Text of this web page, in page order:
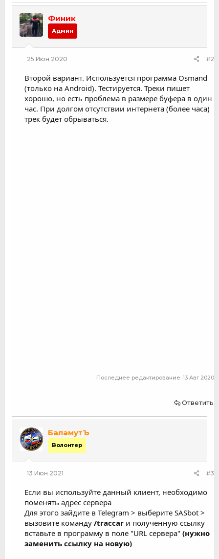
Финик
Админ
25 Июн 2020 #2
Второй вариант. Используется программа Osmand
(только на Android). Тестируется. Треки пишет
хорошо, но есть проблема в размере буфера в один
час. При долгом отсутствии интернета (более часа)
трек будет обрываться.
Последнее редактирование: 13 Авг 2020
Ответить
БаламутЪ
Волонтер
13 Июн 2021 #3
Если вы используйте данный клиент, необходимо
поменять адрес сервера
Для этого зайдите в Telegram > выберите SASbot >
вызовите команду /traccar и полученную ссылку
вставьте в программу в поле "URL сервера" (нужно
заменить ссылку на новую)